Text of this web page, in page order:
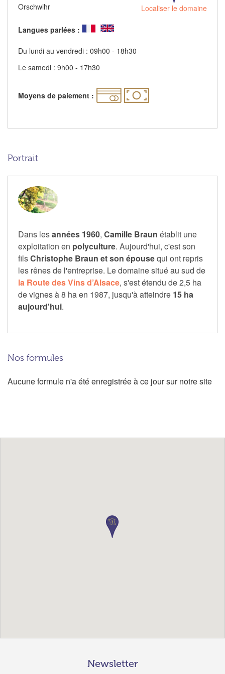
Orschwihr
Localiser le domaine
Langues parlées :
Du lundi au vendredi : 09h00 - 18h30
Le samedi : 9h00 - 17h30
Moyens de paiement :
Portrait
Dans lesannées 1960, Camille Braun établit une
exploitation en polyculture. Aujourd'hui, c'est son
filsChristophe Braun et son épousequi ont repris
les rênes de l'entreprise. Le domaine situé au sud de
la Route des Vins d’Alsace, s'est étendu de 2,5 ha
de vignes à 8 ha en 1987, jusqu'à atteindre 15 ha
aujourd'hui.
Nos formules
Aucune formule n'a été enregistrée à ce jour sur notre site
Newsletter